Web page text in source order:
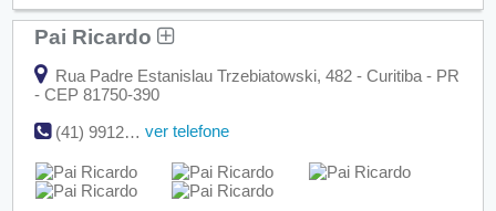
Pai Ricardo
Rua Padre Estanislau Trzebiatowski, 482 - Curitiba - PR
- CEP 81750-390
(41) 99122-4538
ver telefone